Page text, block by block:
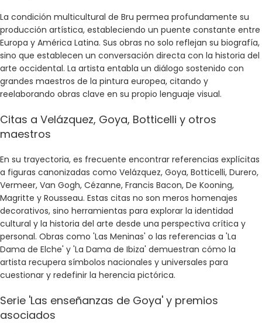
La condición multicultural de Bru permea profundamente su
producción artística, estableciendo un puente constante entre
Europa y América Latina. Sus obras no solo reflejan su biografía,
sino que establecen un conversación directa con la historia del
arte occidental. La artista entabla un diálogo sostenido con
grandes maestros de la pintura europea, citando y
reelaborando obras clave en su propio lenguaje visual.
Citas a Velázquez, Goya, Botticelli y otros
maestros
En su trayectoria, es frecuente encontrar referencias explícitas
a figuras canonizadas como Velázquez, Goya, Botticelli, Durero,
Vermeer, Van Gogh, Cézanne, Francis Bacon, De Kooning,
Magritte y Rousseau. Estas citas no son meros homenajes
decorativos, sino herramientas para explorar la identidad
cultural y la historia del arte desde una perspectiva crítica y
personal. Obras como 'Las Meninas' o las referencias a 'La
Dama de Elche' y 'La Dama de Ibiza' demuestran cómo la
artista recupera símbolos nacionales y universales para
cuestionar y redefinir la herencia pictórica.
Serie 'Las enseñanzas de Goya' y premios
asociados